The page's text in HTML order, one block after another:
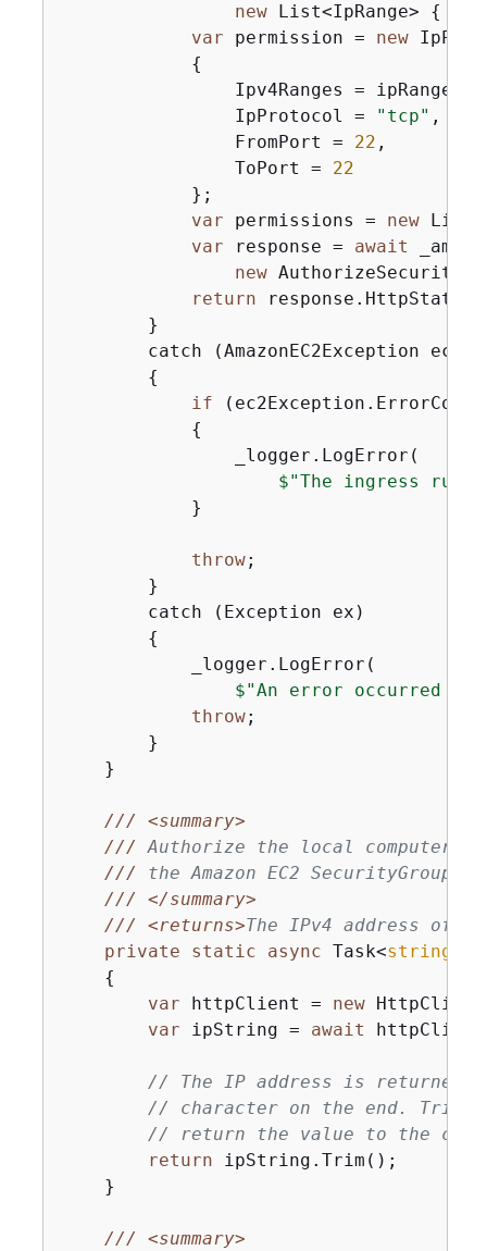
new List<IpRange> {
var permission = new
{
                Ipv4Ranges = ipRanges,
                IpProtocol =
"tcp" ,
                FromPort =
22 ,
                ToPort =
22
            };
var permissions = new
var response = await
new
return
        }
catch (AmazonEC2Exception
{
if
{
                _logger.LogError(
$"The ingress
            }
throw;
        }
        catch (Exception ex)
{
            _logger.LogError(
$"An error occurred
throw;
        }
    }
///
<summary>
/// Authorize the local computer
/// the Amazon EC2 SecurityGroup.
///
</summary>
///
<returns>The IPv4 address of
private
static async Task<string
{
var httpClient = new
var ipString = await
// The IP address is returned
// character on the end. Trim
// return the value to the
return ipString.Trim();
    }
///
<summary>